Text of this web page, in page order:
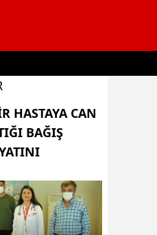
HASTAYA CAN
BAĞIŞ